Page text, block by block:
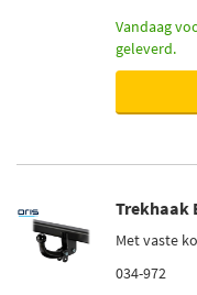
Vandaag
geleverd.
Trekhaak
Met vaste
034-972